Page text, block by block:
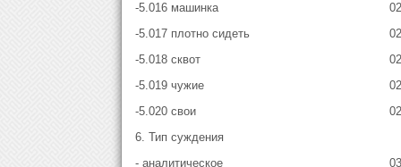
-5.016 машинка
-5.017 плотно сидеть
-5.018 сквот
-5.019 чужие
-5.020 свои
6. Тип суждения
- аналитическое